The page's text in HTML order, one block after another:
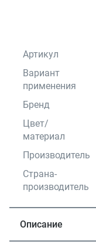
Артикул
Вариант
применения
Бренд
Цвет/
материал
Производитель
Страна-
производитель
Описание